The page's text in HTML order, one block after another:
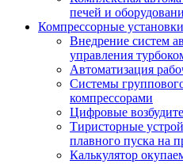
печей и
Компрессорные установки
Внедрение систем
управления
Автоматизация
Системы
компрессорами
Цифровые
Тиристорные
плавного пуска на
Калькулятор